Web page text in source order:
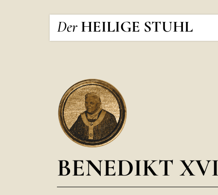
Der HEILIGE STUHL
BENEDIKT